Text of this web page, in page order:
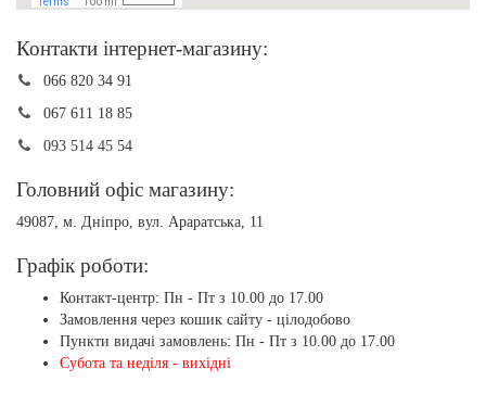
Контакти інтернет-магазину:
066 820 34 91
067 611 18 85
093 514 45 54
Головний офіс магазину:
49087, м. Дніпро, вул. Араратська, 11
Графік роботи:
Контакт-центр: Пн - Пт з 10.00 до 17.00
Замовлення через кошик сайту - цілодобово
Пункти видачі замовлень: Пн - Пт з 10.00 до 17.00
Субота та неділя - вихідні